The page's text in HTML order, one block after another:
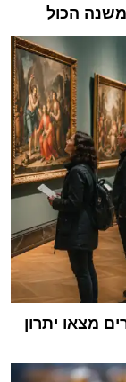
הכול
מצאו יתרון